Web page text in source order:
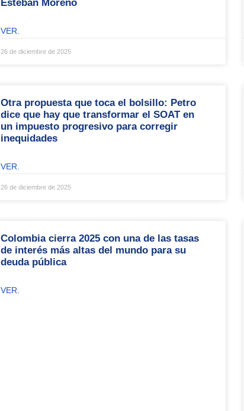
Esteban Moreno
VER.
26 de diciembre de 2025
Otra propuesta que toca el bolsillo: Petro
dice que hay que transformar el SOAT en
un impuesto progresivo para corregir
inequidades
VER.
26 de diciembre de 2025
Colombia cierra 2025 con una de las tasas
de interés más altas del mundo para su
deuda pública
VER.